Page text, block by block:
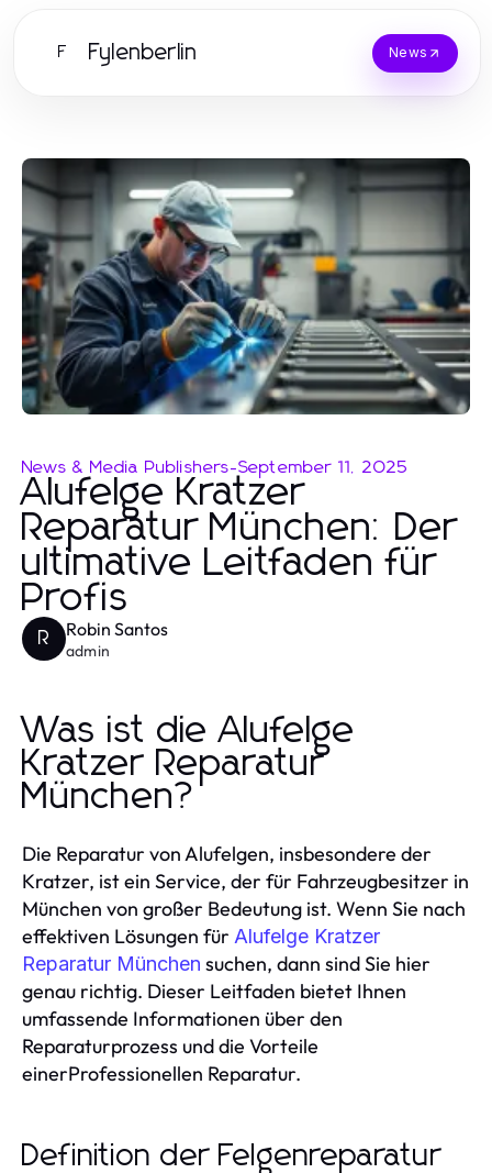
F Fylenberlin News
News & Media Publishers-September 11, 2025
Alufelge Kratzer
Reparatur München: Der
ultimative Leitfaden für
Profis
R Robin Santos
admin
Was ist die Alufelge
Kratzer Reparatur
München?
Die Reparatur von Alufelgen, insbesondere der
Kratzer, ist ein Service, der für Fahrzeugbesitzer in
München von großer Bedeutung ist. Wenn Sie nach
effektiven Lösungen für Alufelge Kratzer
Reparatur München suchen, dann sind Sie hier
genau richtig. Dieser Leitfaden bietet Ihnen
umfassende Informationen über den
Reparaturprozess und die Vorteile
einerProfessionellen Reparatur.
Definition der Felgenreparatur